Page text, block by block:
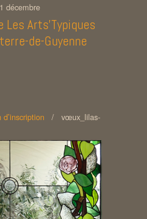
décembre
Les Arts’Typiques
de-Guyenne
/
vœux_lilas-